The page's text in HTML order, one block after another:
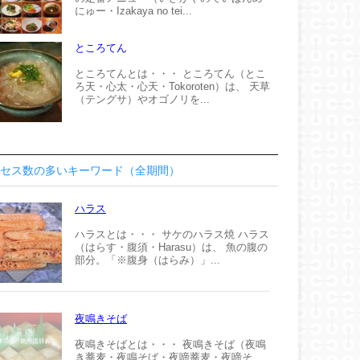
にゅー・Izakaya no tei...
ところてん
ところてんとは・・・ ところてん（とこ
ろ天・心太・心天・Tokoroten）は、 天草
（テングサ）やオゴノリを...
ス数の多いキーワード（全期間）
ハラス
ハラスとは・・・ サケのハラス焼 ハラス
（はらす・腹須・Harasu）は、 魚の腹の
部分。「※腹身（はらみ）」...
夜鳴きそば
夜鳴きそばとは・・・ 夜鳴きそば（夜鳴
き蕎麦・夜鳴そば・夜啼蕎麦・夜啼そ